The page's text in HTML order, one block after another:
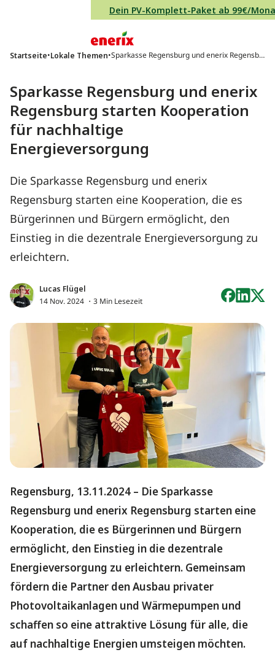
Direkt zum Inhalt wechselnDein PV-Komplett-Paket ab 99€/
Hauptnavigation
Startseite•Lokale Themen•Sparkasse Regensburg und enerix Regensbu
Sparkasse Regensburg und enerix
Regensburg starten Kooperation
für nachhaltige
Energieversorgung
Die Sparkasse Regensburg und enerix
Regensburg starten eine Kooperation, die es
Bürgerinnen und Bürgern ermöglicht, den
Einstieg in die dezentrale Energieversorgung zu
erleichtern.
Lucas Flügel
14 Nov. 2024 ・3 Min Lesezeit
Regensburg, 13.11.2024 – Die Sparkasse
Regensburg und enerix Regensburg starten eine
Kooperation, die es Bürgerinnen und Bürgern
ermöglicht, den Einstieg in die dezentrale
Energieversorgung zu erleichtern. Gemeinsam
fördern die Partner den Ausbau privater
Photovoltaikanlagen und Wärmepumpen und
schaffen so eine attraktive Lösung für alle, die
auf nachhaltige Energien umsteigen möchten.